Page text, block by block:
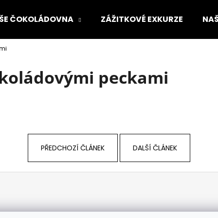
ČOKOLÁDOVNA ZÁŽITKOVÉ EXKURZE
peckami
PŘEDCHOZÍ ČLÁNEK DALŠÍ ČLÁNEK
Doporučujeme